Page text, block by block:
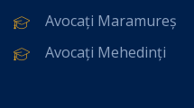
Avocați Maramureș
Avocați Mehedinți